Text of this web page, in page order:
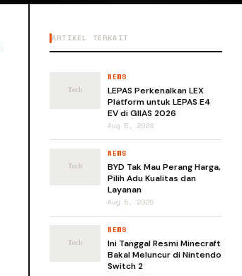
ARTIKEL TERKAIT
NEWS
LEPAS Perkenalkan LEX
Platform untuk LEPAS E4
EV di GIIAS 2026
Aug 5, 2026
NEWS
BYD Tak Mau Perang Harga,
Pilih Adu Kualitas dan
Layanan
Aug 5, 2026
NEWS
Ini Tanggal Resmi Minecraft
Bakal Meluncur di Nintendo
Switch 2